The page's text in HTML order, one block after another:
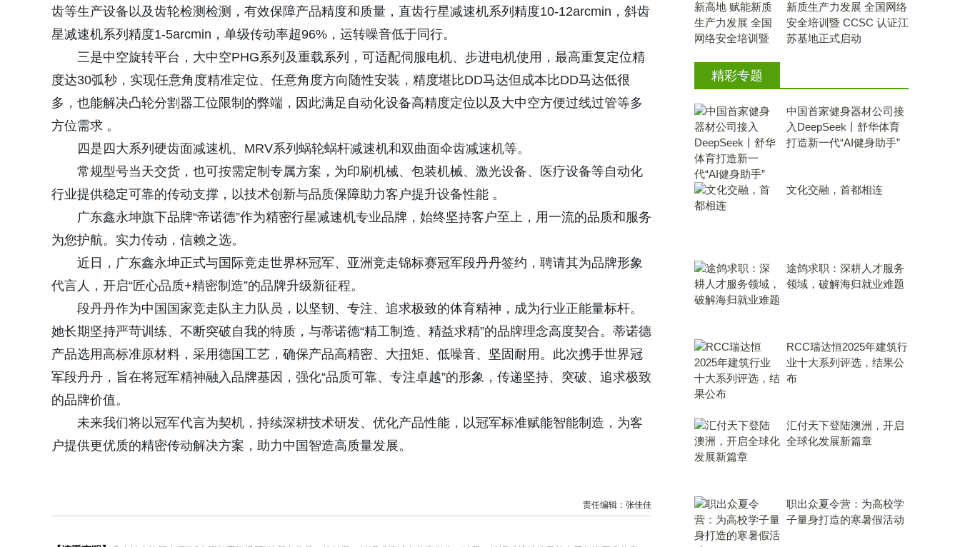
齿等生产设备以及齿轮检测检测，有效保障产品精度和质量，直齿行星减速机系列精度10-12arcmin，斜齿
星减速机系列精度1-5arcmin，单级传动率超96%，运转噪音低于同行。
三是中空旋转平台，大中空PHG系列及重载系列，可适配伺服电机、步进电机使用，最高重复定位精
度达30弧秒，实现任意角度精准定位、任意角度方向随性安装，精度堪比DD马达但成本比DD马达低很
多，也能解决凸轮分割器工位限制的弊端，因此满足自动化设备高精度定位以及大中空方便过线过管等多
方位需求 。
四是四大系列硬齿面减速机、MRV系列蜗轮蜗杆减速机和双曲面伞齿减速机等。
常规型号当天交货，也可按需定制专属方案，为印刷机械、包装机械、激光设备、医疗设备等自动化
行业提供稳定可靠的传动支撑，以技术创新与品质保障助力客户提升设备性能 。
广东鑫永坤旗下品牌“帝诺德”作为精密行星减速机专业品牌，始终坚持客户至上，用一流的品质和服务
为您护航。实力传动，信赖之选。
近日，广东鑫永坤正式与国际竞走世界杯冠军、亚洲竞走锦标赛冠军段丹丹签约，聘请其为品牌形象
代言人，开启“匠心品质+精密制造”的品牌升级新征程。
段丹丹作为中国国家竞走队主力队员，以坚韧、专注、追求极致的体育精神，成为行业正能量标杆。
她长期坚持严苛训练、不断突破自我的特质，与蒂诺德“精工制造、精益求精”的品牌理念高度契合。蒂诺德
产品选用高标准原材料，采用德国工艺，确保产品高精密、大扭矩、低噪音、坚固耐用。此次携手世界冠
军段丹丹，旨在将冠军精神融入品牌基因，强化“品质可靠、专注卓越”的形象，传递坚持、突破、追求极致
的品牌价值。
未来我们将以冠军代言为契机，持续深耕技术研发、优化产品性能，以冠军标准赋能智能制造，为客
户提供更优质的精密传动解决方案，助力中国智造高质量发展。
责任编辑：张佳佳
新质生产力发展 全国网络
安全培训暨 CCSC 认证江
苏基地正式启动
精彩专题
中国首家健身器材公司接
入DeepSeek丨舒华体育
打造新一代“AI健身助手”
文化交融，首都相连
途鸽求职：深耕人才服务
领域，破解海归就业难题
RCC瑞达恒2025年建筑行
业十大系列评选，结果公
布
汇付天下登陆澳洲，开启
全球化发展新篇章
职出众夏令营：为高校学
子量身打造的寒暑假活动